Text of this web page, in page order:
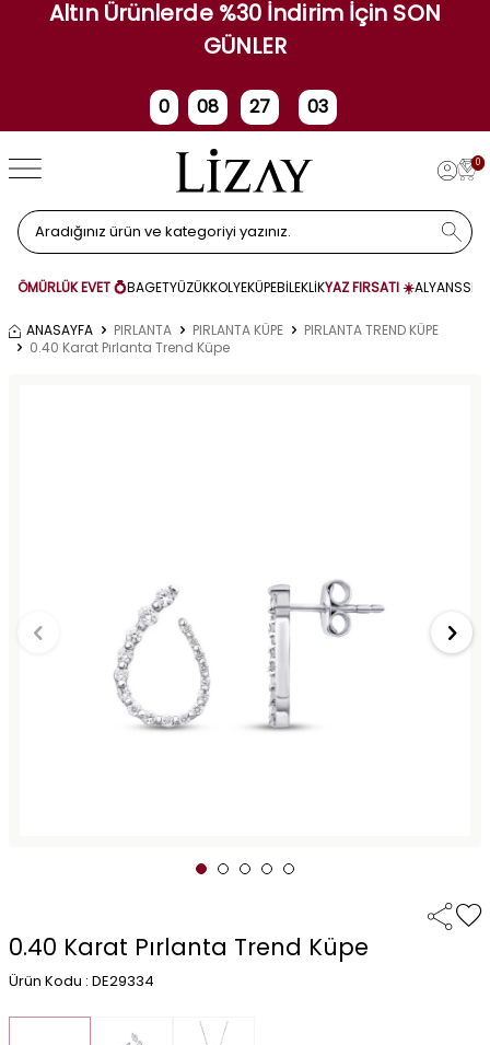
Altın Ürünlerde %30 İndirim İçin SON
GÜNLER
0
Gün
08
Saat
27 03
0
ÖMÜRLÜK EVET 💍BAGETYÜZÜKKOLYEKÜPEBİLEKLİKYAZ FIRSATI ☀️ALYANS
ANASAYFA PIRLANTA PIRLANTA KÜPE
PIRLANTA TREND KÜPE
0.40 Karat Pırlanta Trend Küpe
0.40 Karat Pırlanta Trend Küpe
Ürün Kodu : DE29334